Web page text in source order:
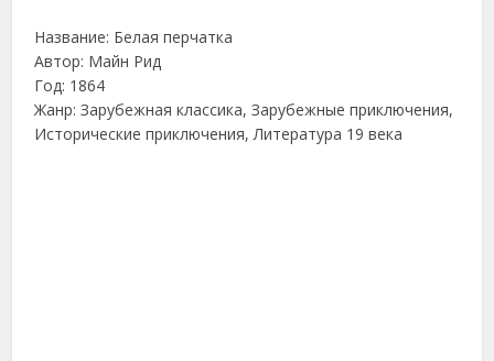
Название: Белая перчатка
Автор: Майн Рид
Год: 1864
Жанр: Зарубежная классика, Зарубежные приключения,
Исторические приключения, Литература 19 века